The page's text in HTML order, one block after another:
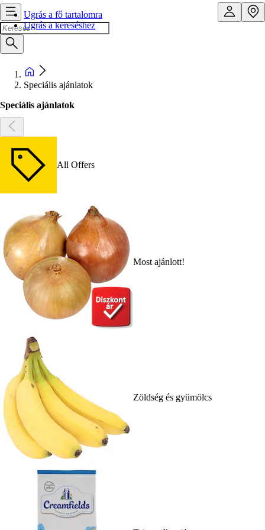
Ugrás a fő tartalomra
Ugrás a kereséshez
Speciális ajánlatok
Speciális ajánlatok
All Offers
Most ajánlott!
Zöldség és gyümölcs